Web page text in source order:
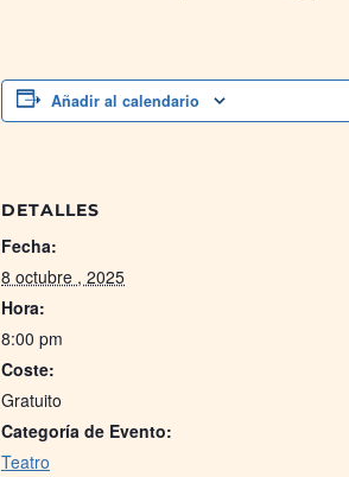
Añadir al calendario
DETALLES
Fecha:
8 octubre , 2025
Hora:
8:00 pm
Coste:
Gratuito
Categoría de Evento:
Teatro